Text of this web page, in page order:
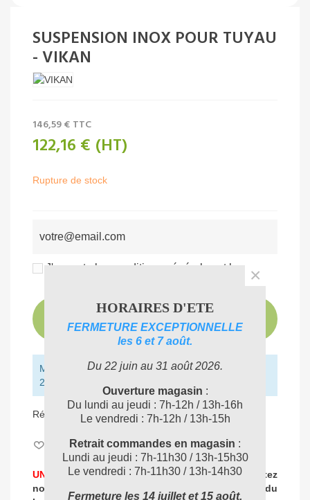
SUSPENSION INOX POUR TUYAU
- VIKAN
146,59 € TTC
122,16 € (HT)
Rupture de stock
J'accepte les conditions générales et la
PRÉVENEZ-MOI LORSQUE LE PRODUIT
EST DISPONIBLE
Montant restant pour obtenir la livraison gratuite :
250,00 € (HT)
Référence: VIK2521052
Aimer 0
UNE PROBLEMATIQUE DE NETTOYAGE ?Contactez
nos experts
le choix du
HORAIRES D'ETE
FERMETURE EXCEPTIONNELLE
les 6 et 7 août.
Du 22 juin au 31 août 2026.
Ouverture magasin :
Du lundi au jeudi : 7h-12h / 13h-16h
Le vendredi : 7h-12h / 13h-15h
Retrait commandes en magasin :
Lundi au jeudi : 7h-11h30 / 13h-15h30
Le vendredi : 7h-11h30 / 13h-14h30
Fermeture les 14 juillet et 15 août.
×